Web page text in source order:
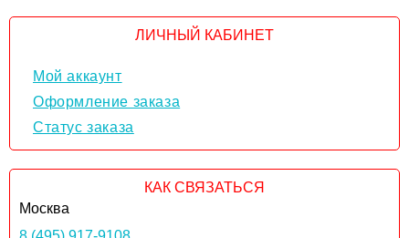
ЛИЧНЫЙ КАБИНЕТ
Мой аккаунт
Оформление заказа
Статус заказа
КАК СВЯЗАТЬСЯ
Москва